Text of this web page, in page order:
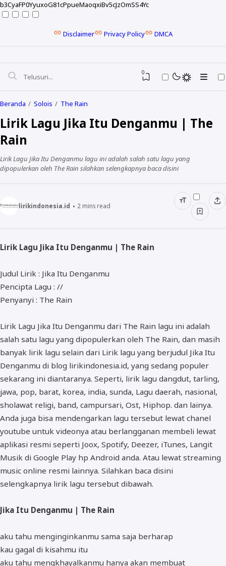
b3CyaFP0YyuxoG81cPpueMaoqxiBv5cJzOmSS4Yc
Disclaimer Privacy Policy DMCA
NELA KARISMA
ALMANAR
RELIGI RAMADHAN
NISA SABYAN
0
Beranda Solois The Rain
Lirik Lagu Jika Itu Denganmu | The
Rain
Lirik Lagu Jika Itu Denganmu lagu ini adalah salah satu lagu yang
dipopulerkan oleh The Rain silahkan selengkapnya baca disini
lirikindonesia.id 2mins read
Lirik Lagu Jika Itu Denganmu | The Rain
Judul Lirik : Jika Itu Denganmu
Pencipta Lagu : //
Penyanyi : The Rain
Lirik Lagu Jika Itu Denganmu dari The Rain lagu ini adalah
salah satu lagu yang dipopulerkan oleh The Rain, dan masih
banyak lirik lagu selain dari Lirik lagu yang berjudul Jika Itu
Denganmu di blog lirikindonesia.id, yang sedang populer
sekarang ini diantaranya. Seperti, lirik lagu dangdut, tarling,
jawa, pop, barat, korea, india, sunda, Lagu daerah, nasional,
sholawat religi, band, campursari, Ost, Hiphop. dan lainya.
Anda juga bisa mendengarkan lagu tersebut lewat chanel
youtube untuk videonya atau berlangganan membeli lewat
aplikasi resmi seperti Joox, Spotify, Deezer, iTunes, Langit
Musik di Google Play hp Android anda. Atau lewat streaming
music online resmi lainnya. Silahkan baca disini
selengkapnya lirik lagu tersebut dibawah.
Jika Itu Denganmu | The Rain
aku tahu menginginkanmu sama saja berharap
kau gagal di kisahmu itu
aku tahu mengkhayalkanmu hanya akan membuat